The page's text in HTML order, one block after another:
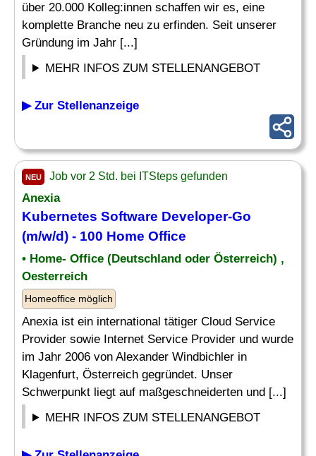
über 20.000 Kolleg:innen schaffen wir es, eine
komplette Branche neu zu erfinden. Seit unserer
Gründung im Jahr [...]
MEHR INFOS ZUM STELLENANGEBOT
▶ Zur Stellenanzeige
NEU Job vor 2 Std. bei ITSteps gefunden
Anexia
Kubernetes Software Developer-Go
(m/w/d) - 100 Home Office
• Home- Office (Deutschland oder Österreich) ,
Oesterreich
Homeoffice möglich
Anexia ist ein international tätiger Cloud Service
Provider sowie Internet Service Provider und wurde
im Jahr 2006 von Alexander Windbichler in
Klagenfurt, Österreich gegründet. Unser
Schwerpunkt liegt auf maßgeschneiderten und [...]
MEHR INFOS ZUM STELLENANGEBOT